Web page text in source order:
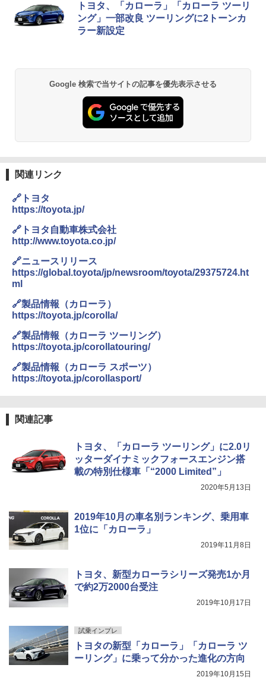
トヨタ、「カローラ」「カローラ ツーリ
ング」一部改良 ツーリングに2トーンカ
ラー新設定
Google 検索で当サイトの記事を優先表示させる
関連リンク
🔗トヨタ
https://toyota.jp/
🔗トヨタ自動車株式会社
http://www.toyota.co.jp/
🔗ニュースリリース
https://global.toyota/jp/newsroom/toyota/29375724.ht
ml
🔗製品情報（カローラ）
https://toyota.jp/corolla/
🔗製品情報（カローラ ツーリング）
https://toyota.jp/corollatouring/
🔗製品情報（カローラ スポーツ）
https://toyota.jp/corollasport/
関連記事
トヨタ、「カローラ ツーリング」に2.0リ
ッターダイナミックフォースエンジン搭
載の特別仕様車「“2000 Limited”」
2020年5月13日
2019年10月の車名別ランキング、乗用車
1位に「カローラ」
2019年11月8日
トヨタ、新型カローラシリーズ発売1か月
で約2万2000台受注
2019年10月17日
試乗インプレ
トヨタの新型「カローラ」「カローラ ツ
ーリング」に乗って分かった進化の方向
2019年10月15日